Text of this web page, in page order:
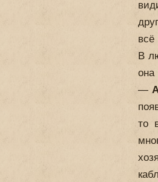
всё
В
она
—
то